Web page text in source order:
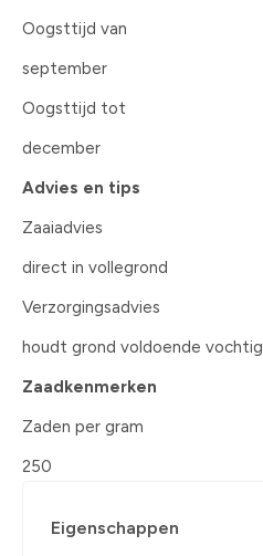
Oogsttijd van
september
Oogsttijd tot
december
Advies en tips
Zaaiadvies
direct in vollegrond
Verzorgingsadvies
houdt grond voldoende vochtig
Zaadkenmerken
Zaden per gram
250
Eigenschappen